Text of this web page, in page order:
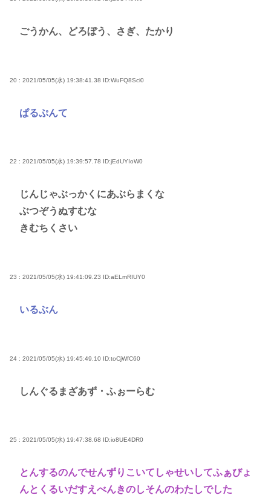
ごうかん、どろぼう、さぎ、たかり
20 : 2021/05/05(水) 19:38:41.38 ID:WuFQ8Sci0
ぱるぷんて
22 : 2021/05/05(水) 19:39:57.78 ID:jEdUYIoW0
じんじゃぶっかくにあぶらまくな
ぶつぞうぬすむな
きむちくさい
23 : 2021/05/05(水) 19:41:09.23 ID:aELmRIUY0
いるぶん
24 : 2021/05/05(水) 19:45:49.10 ID:toCjWfC60
しんぐるまざあず・ふぉーらむ
25 : 2021/05/05(水) 19:47:38.68 ID:io8UE4DR0
とんするのんでせんずりこいてしゃせいしてふぁびょ
んとくるいだすえべんきのしそんのわたしでした